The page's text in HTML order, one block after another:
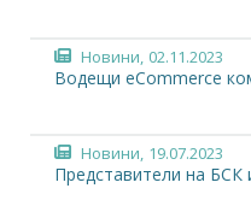
Новини, 02.11.2023
Водещи eCommerce
Новини, 19.07.2023
Представители на БСК